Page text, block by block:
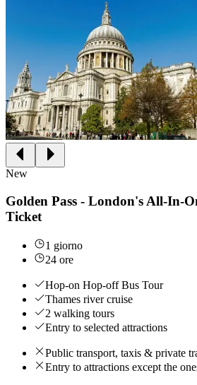
New
Golden Pass - London's All-In-
Ticket
1 giorno
24 ore
Hop-on Hop-off Bus Tour
Thames river cruise
2 walking tours
Entry to selected attractions
Public transport, taxis & private
Entry to attractions except the